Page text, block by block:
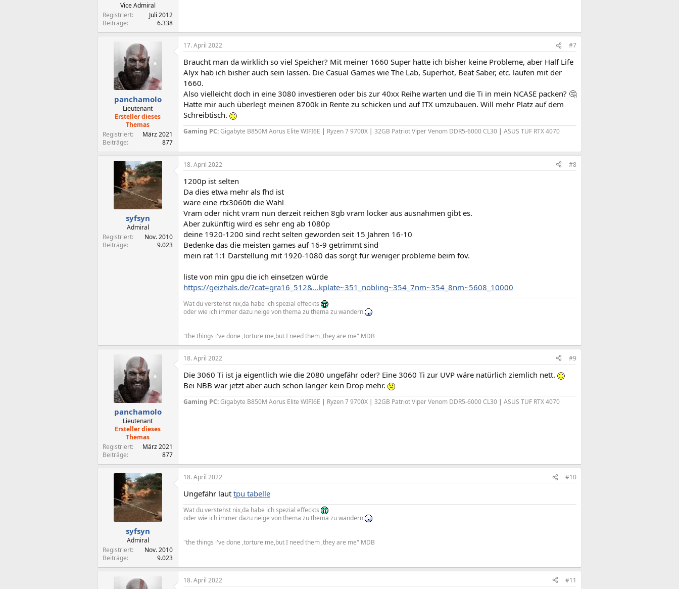
Vice Admiral
Registriert
Juli 2012
Beiträge
6.338
panchamolo
Lieutenant
Ersteller dieses
Themas
Registriert
März 2021
Beiträge
877
17. April 2022 #7
Braucht man da wirklich so viel Speicher? Mit meiner 1660 Super hatte ich bisher keine Probleme, aber Half Life
Alyx hab ich bisher auch sein lassen. Die Casual Games wie The Lab, Superhot, Beat Saber, etc. laufen mit der
1660.
Also vielleicht doch in eine 3080 investieren oder bis zur 40xx Reihe warten und die Ti in mein NCASE packen? 🤔
Hatte mir auch überlegt meinen 8700k in Rente zu schicken und auf ITX umzubauen. Will mehr Platz auf dem
Schreibtisch.
Gaming PC:Gigabyte B850M Aorus Elite WIFI6E | Ryzen 7 9700X | 32GB Patriot Viper Venom DDR5-6000 CL30 | ASUS TUF RTX 4070
syfsyn
Admiral
Registriert
Nov. 2010
Beiträge
9.023
18. April 2022 #8
1200p ist selten
Da dies etwa mehr als fhd ist
wäre eine rtx3060ti die Wahl
Vram oder nicht vram nun derzeit reichen 8gb vram locker aus ausnahmen gibt es.
Aber zukünftig wird es sehr eng ab 1080p
deine 1920-1200 sind recht selten geworden seit 15 Jahren 16-10
Bedenke das die meisten games auf 16-9 getrimmt sind
mein rat 1:1 Darstellung mit 1920-1080 das sorgt für weniger probleme beim fov.
liste von min gpu die ich einsetzen würde
https://geizhals.de/?cat=gra16_512&...kplate~351_nobling~354_7nm~354_8nm~5608_10000
Wat du verstehst nix,da habe ich spezial effeckts
oder wie ich immer dazu neige von thema zu thema zu wandern.
"the things i've done ,torture me,but I need them ,they are me" MDB
panchamolo
Lieutenant
Ersteller dieses
Themas
Registriert
März 2021
Beiträge
877
18. April 2022 #9
Die 3060 Ti ist ja eigentlich wie die 2080 ungefähr oder? Eine 3060 Ti zur UVP wäre natürlich ziemlich nett.
Bei NBB war jetzt aber auch schon länger kein Drop mehr.
Gaming PC:Gigabyte B850M Aorus Elite WIFI6E | Ryzen 7 9700X | 32GB Patriot Viper Venom DDR5-6000 CL30 | ASUS TUF RTX 4070
syfsyn
Admiral
Registriert
Nov. 2010
Beiträge
9.023
18. April 2022 #10
Ungefähr laut tpu tabelle
Wat du verstehst nix,da habe ich spezial effeckts
oder wie ich immer dazu neige von thema zu thema zu wandern.
"the things i've done ,torture me,but I need them ,they are me" MDB
18. April 2022 #11